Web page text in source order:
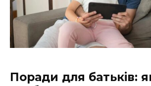
Поради для батьків: